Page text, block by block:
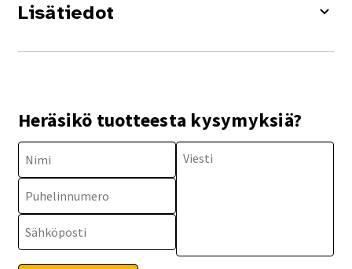
Lisätiedot
Heräsikö tuotteesta kysymyksiä?